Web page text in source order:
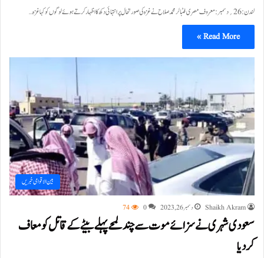
لندن:26؍دسمبر:معروف مصری فٹبالر محمد صلاح نے غزہ کی صورتحال پر انتہائی دکھ کا اظہار کرتے ہوئے لوگوں کو کہا غزہ…
Read More »
بین الاقوامی خبریں
Shaikh Akram دسمبر 26, 2023 0
74
سعودی شہری نے سزائے موت سے چند لمحے پہلے بیٹے کے قاتل کو معاف
کردیا